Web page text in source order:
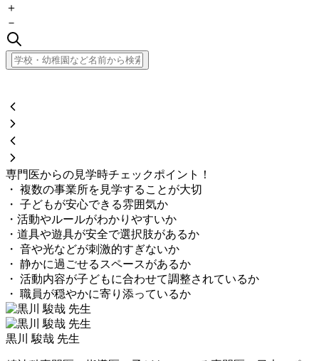
＋
－
専門医からの見学時チェックポイント！
・ 複数の事業所を見学することが大切
・ 子どもが安心できる雰囲気か
・活動やルールがわかりやすいか
・道具や遊具が安全で選択肢があるか
・ 音や光などが刺激的すぎないか
・ 静かに過ごせるスペースがあるか
・ 活動内容が子どもに合わせて調整されているか
・ 職員が穏やかに寄り添っているか
黒川 駿哉 先生